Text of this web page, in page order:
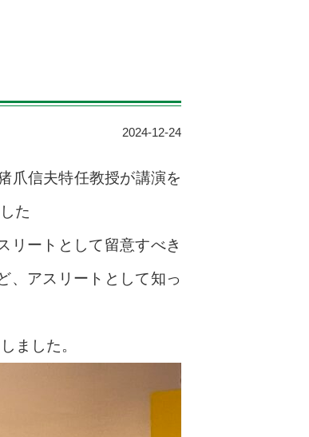
2024-12-24
爪信夫特任教授が講演を
た
リートとして留意すべき
、アスリートとして知っ
ました。